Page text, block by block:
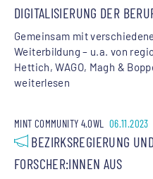
DIGITALISIERUNG DER
Gemeinsam mit
Weiterbildung – u.a. von
Hettich, WAGO, Magh &
weiterlesen
MINT COMMUNITY 4.OWL 06.11.2023
BEZIRKSREGIERUNG
FORSCHER:INNEN AUS